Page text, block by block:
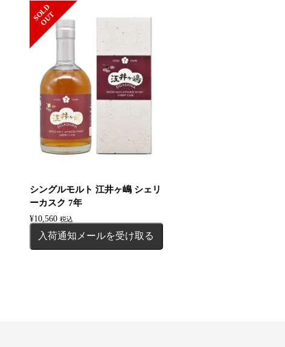
S
O
L
D
O
U
T
シングルモルト 江井ヶ嶋 シェリ
ーカスク 7年
¥10,560 税込
入荷通知メールを受け取る